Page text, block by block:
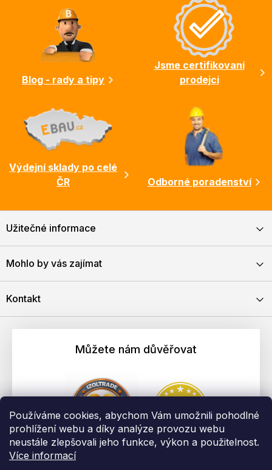
Používáme cookies, abychom Vám umožnili pohodlné
prohlížení webu a díky analýze provozu webu
neustále zlepšovali jeho funkce, výkon a použitelnost.
Více informací
Blog - rady a tipy
Jsme certifikovaní
prodejci
Výdejní sklady po celé
ČR
Odborné poradenství
Užitečné informace
Mohlo by vás zajímat
Kontakt
Můžete nám důvěřovat